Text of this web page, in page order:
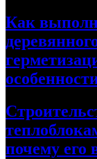
Как
почему его